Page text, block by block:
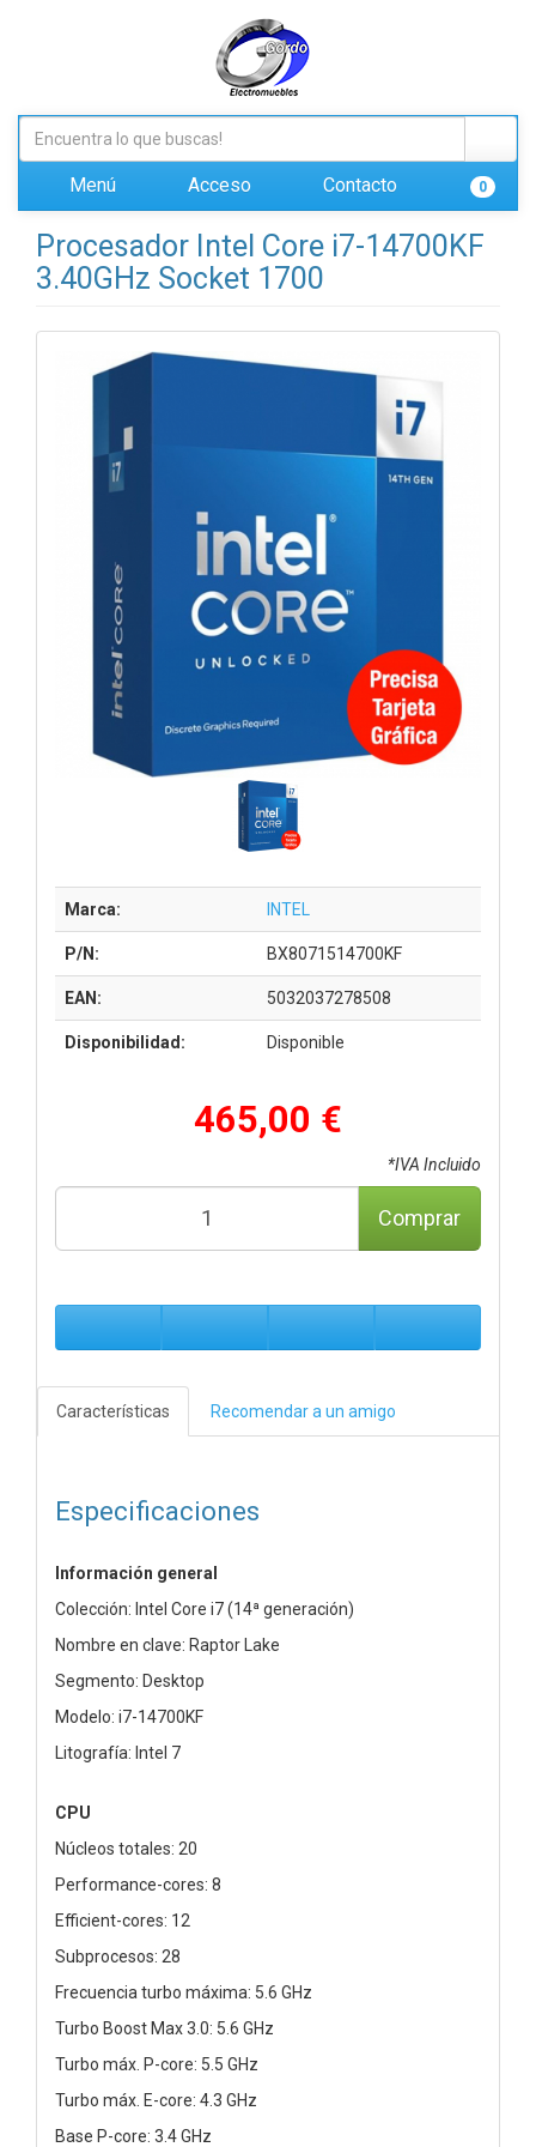
Menú Acceso Contacto 0
Procesador Intel Core i7-14700KF
3.40GHz Socket 1700
Marca: INTEL
P/N: BX8071514700KF
EAN: 5032037278508
Disponibilidad: Disponible
465,00 €
*IVA Incluido
Comprar
Características Recomendar a un amigo
Especificaciones
Información general
Colección: Intel Core i7 (14ª generación)
Nombre en clave: Raptor Lake
Segmento: Desktop
Modelo: i7-14700KF
Litografía: Intel 7
CPU
Núcleos totales: 20
Performance-cores: 8
Efficient-cores: 12
Subprocesos: 28
Frecuencia turbo máxima: 5.6 GHz
Turbo Boost Max 3.0: 5.6 GHz
Turbo máx. P-core: 5.5 GHz
Turbo máx. E-core: 4.3 GHz
Base P-core: 3.4 GHz